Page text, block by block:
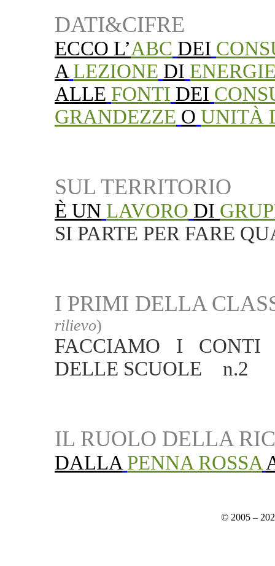
DATI&CIFRE
ECCO L’ABC DEI
A LEZIONE DI
ALLE FONTI DEI
GRANDEZZE O UNITÀ
SUL TERRITORIO
È UN LAVORO DI
SI PARTE PER FARE
I PRIMI DELLA
rilievo)
FACCIAMO I CONTI
DELLE SCUOLE
n.2
IL RUOLO DELLA
DALLA PENNA ROSSA
© 2005 –